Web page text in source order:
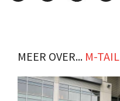
MEER OVER... M-TAIL